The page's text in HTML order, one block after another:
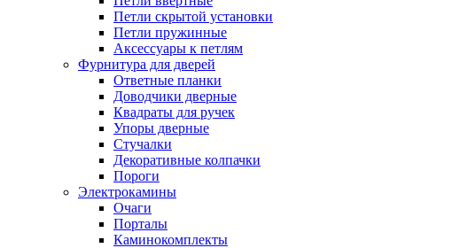
Петли скрытой установки
Петли пружинные
Аксессуары к петлям
Фурнитура для дверей
Ответные планки
Доводчики дверные
Квадраты для ручек
Упоры дверные
Стучалки
Декоративные колпачки
Пороги
Электрокамины
Очаги
Порталы
Каминокомплекты